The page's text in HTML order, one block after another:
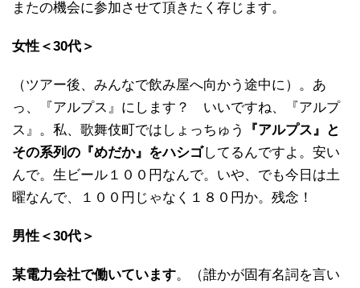
またの機会に参加させて頂きたく存じます。
女性＜30代＞
（ツアー後、みんなで飲み屋へ向かう途中に）。あ
っ、『アルプス』にします？ いいですね、『アルプ
ス』。私、歌舞伎町ではしょっちゅう
『アルプス』と
その系列の『めだか』をハシゴしてるんですよ。安い
んで。生ビール１００円なんで。いや、でも今日は土
曜なんで、１００円じゃなく１８０円か。残念！
男性＜30代＞
某電力会社で働いています。（誰かが固有名詞を言い